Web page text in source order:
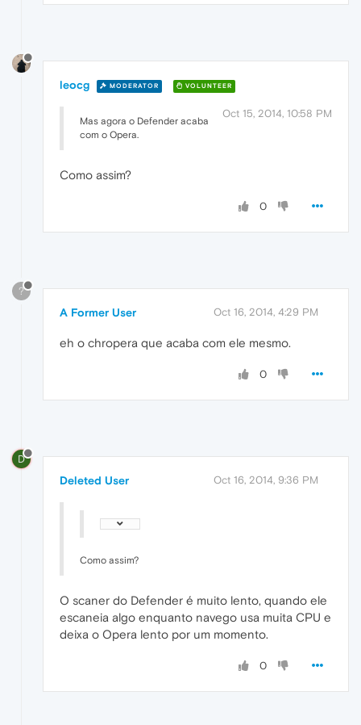
leocg MODERATOR VOLUNTEER
Oct 15, 2014, 10:58 PM
Mas agora o Defender acaba
com o Opera.
Como assim?
0
?
A Former User Oct 16, 2014, 4:29 PM
eh o chropera que acaba com ele mesmo.
0
D
Deleted User Oct 16, 2014, 9:36 PM
Como assim?
O scaner do Defender é muito lento, quando ele
escaneia algo enquanto navego usa muita CPU e
deixa o Opera lento por um momento.
0